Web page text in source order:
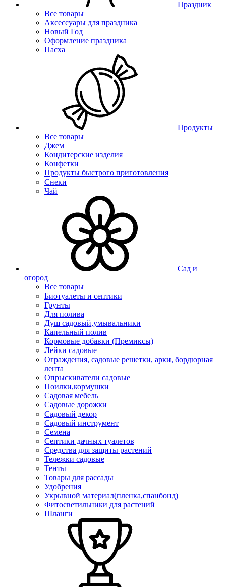
Праздник
Все товары
Аксессуары для праздника
Новый Год
Оформление праздника
Пасха
Продукты
Все товары
Джем
Кондитерские изделия
Конфетки
Продукты быстрого приготовления
Снеки
Чай
Сад и
огород
Все товары
Биотуалеты и септики
Грунты
Для полива
Душ садовый,умывальники
Капельный полив
Кормовые добавки (Премиксы)
Лейки садовые
Ограждения, садовые решетки, арки, бордюрная
лента
Опрыскиватели садовые
Поилки,кормушки
Садовая мебель
Садовые дорожки
Садовый декор
Садовый инструмент
Семена
Септики дачных туалетов
Средства для защиты растений
Тележки садовые
Тенты
Товары для рассады
Удобрения
Укрывной материал(пленка,спанбонд)
Фитосветильники для растений
Шланги